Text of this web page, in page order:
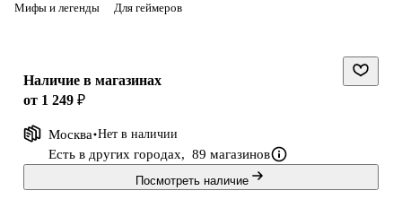
Мифы и легенды Для геймеров
событий, о которых автор слышал, либо которые видел своими
фэнтези в целом.
Наличие в магазинах
от 1 249 ₽
Москва Нет в наличии
Есть в других городах, 89 магазинов
Посмотреть наличие